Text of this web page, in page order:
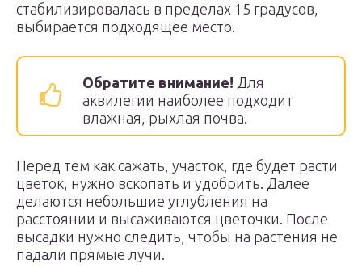
стабилизировалась в пределах 15 градусов,
выбирается подходящее место.
Обратите внимание! Для
аквилегии наиболее подходит
влажная, рыхлая почва.
Перед тем как сажать, участок, где будет расти
цветок, нужно вскопать и удобрить. Далее
делаются небольшие углубления на
расстоянии и высаживаются цветочки. После
высадки нужно следить, чтобы на растения не
падали прямые лучи.